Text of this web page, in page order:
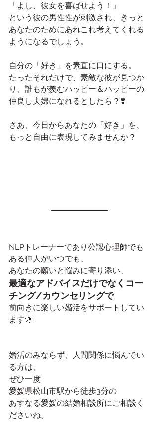
「よし、彼女を喜ばせよう！」
という彼の男性性が刺激され、きっと
あなたのためにあれこれ考えてくれる
ようになるでしょう。
自分の「好き」を素直に口にする。
たったそれだけで、素敵な彼が見つか
り、誰もが羨むハッピー＆ハッピーの
仲良し夫婦になれるとしたら？❣️
さあ、今日からあなたの「好き」を、
もっと自由に表現してみませんか？
NLPトレーナーであり公認心理師でも
ある仲人がいつでも、
あなたの願いと悩みに寄り添い、
最適なアドバイスだけでなくコー
チング/カウンセリングで
前向きに楽しい婚活をサポートしてい
ます🌞
婚活のみならず、人間関係に悩んでい
る方は、
ぜひ一度
愛媛県松山市駅から徒歩3分の
あすなる愛媛の結婚相談所にご相談く
ださいね。